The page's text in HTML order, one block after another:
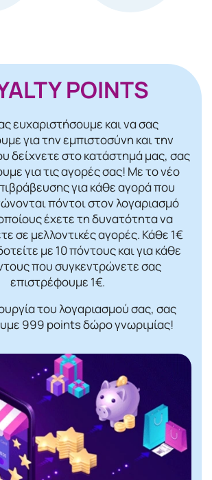
POINTS
ευχαριστήσουμε και να σας
για την εμπιστοσύνη και την
δείχνετε στο κατάστημά μας, σας
για τις αγορές σας! Mε το νέο
για κάθε αγορά που
πόντοι στον λογαριασμό
έχετε τη δυνατότητα να
σε μελλοντικές αγορές. Κάθε 1€
με 10 πόντους και για κάθε
που συγκεντρώνετε σας
επιστρέφουμε 1€.
του λογαριασμού σας, σας
999 points δώρο γνωριμίας!